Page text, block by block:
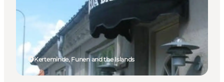
Hébergements
Planifiez votre voyage
Kerteminde, Funen and the Islands